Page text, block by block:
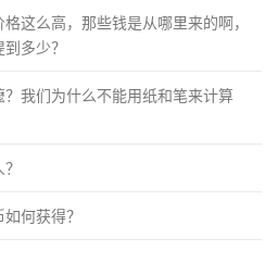
这么高，那些钱是从哪里来的啊，
多少？
我们为什么不能用纸和笔来计算
何获得？